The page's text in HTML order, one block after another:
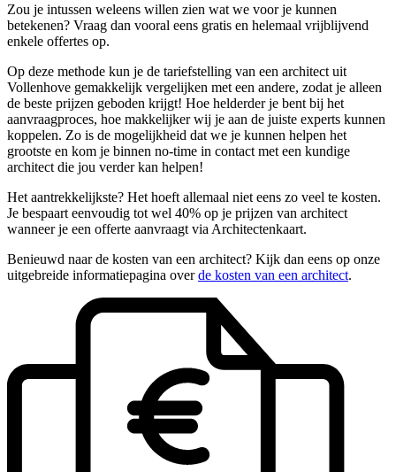
Zou je intussen weleens willen zien wat we voor je kunnen
betekenen? Vraag dan vooral eens gratis en helemaal vrijblijvend
enkele offertes op.
Op deze methode kun je de tariefstelling van een architect uit
Vollenhove gemakkelijk vergelijken met een andere, zodat je alleen
de beste prijzen geboden krijgt! Hoe helderder je bent bij het
aanvraagproces, hoe makkelijker wij je aan de juiste experts kunnen
koppelen. Zo is de mogelijkheid dat we je kunnen helpen het
grootste en kom je binnen no-time in contact met een kundige
architect die jou verder kan helpen!
Het aantrekkelijkste? Het hoeft allemaal niet eens zo veel te kosten.
Je bespaart eenvoudig tot wel 40% op je prijzen van architect
wanneer je een offerte aanvraagt via Architectenkaart.
Benieuwd naar de kosten van een architect? Kijk dan eens op onze
uitgebreide informatiepagina overde kosten van een architect.